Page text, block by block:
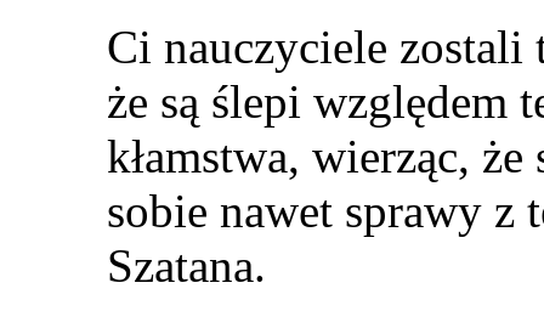
Ci nauczyciele zostali
że są ślepi względem
kłamstwa, wierząc,
sobie nawet sprawy z
Szatana.